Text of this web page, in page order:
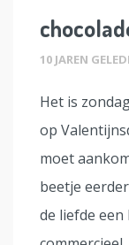
10 JAREN
Het is
op
moet
beetje
de liefde